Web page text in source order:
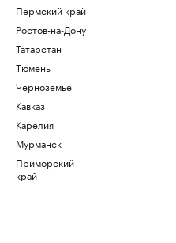
Пермский край
Ростов-на-Дону
Татарстан
Тюмень
Черноземье
Кавказ
Карелия
Мурманск
Приморский
край